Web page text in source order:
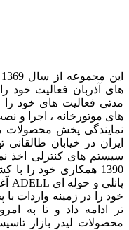
های آذربان فعالیت خود
مدتی فعالیت های خود را
نمایندگی پخش محصولات
ایران در خیابان
سیستم های کنترلی اخذ
1390 همکاری خود را
خود را در زمینه واردات
تر ادامه داد و تا به
محصولات لیدر بازار